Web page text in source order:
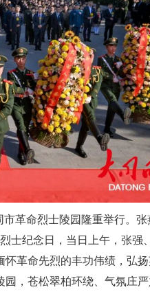
革命烈士陵园隆重举行。张
士纪念日，当日上午，张
革命先烈的丰功伟绩，弘
，苍松翠柏环绕、气氛庄